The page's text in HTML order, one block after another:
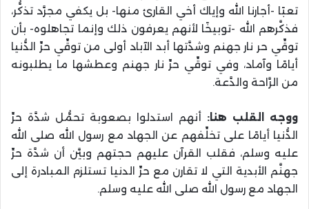
تعبًا -أجارنا الله وإياك أخي القارئ منها- بل يكفي مجرَّد تذكُّر،
فذكَّرهم الله -توبيخًا لأنهم يعرفون ذلك وإنما تجاهلوه- بأن
توقِّي حر نار جهنم وشدَّتها أبد الآباد أولى من توقِّي حرِّ الدُّنيا
أيامًا وآماد، وفي توقِّي حرِّ نار جهنم وعطشها ما يطلبونه
من الرَّاحة والدَّعة.
ووجه القلب هنا: أنهم استدلوا بصعوبة تحمُّل شدَّة حرِّ
الدُّنيا أيامًا على تخلِّفهم عن الجهاد مع رسول الله صلى الله
عليه وسلم، فقلب القرآن عليهم حجتهم وبيَّن أن شدَّة حرِّ
جهنَّم الأبدية التي لا تقارن مع حرِّ الدنيا تستلزم المبادرة إلى
الجهاد مع رسول الله صلى الله عليه وسلم.